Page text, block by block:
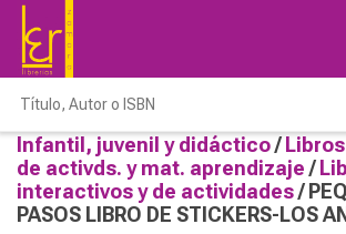
Infantil, juvenil y didáctico/
de activds. y mat. aprendizaje /
interactivos y de actividades/
PASOS LIBRO DE STICKERS-LOS